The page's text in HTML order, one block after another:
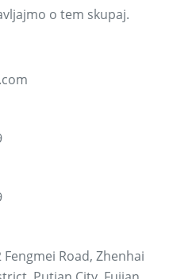
o tem skupaj.
Road, Zhenhai